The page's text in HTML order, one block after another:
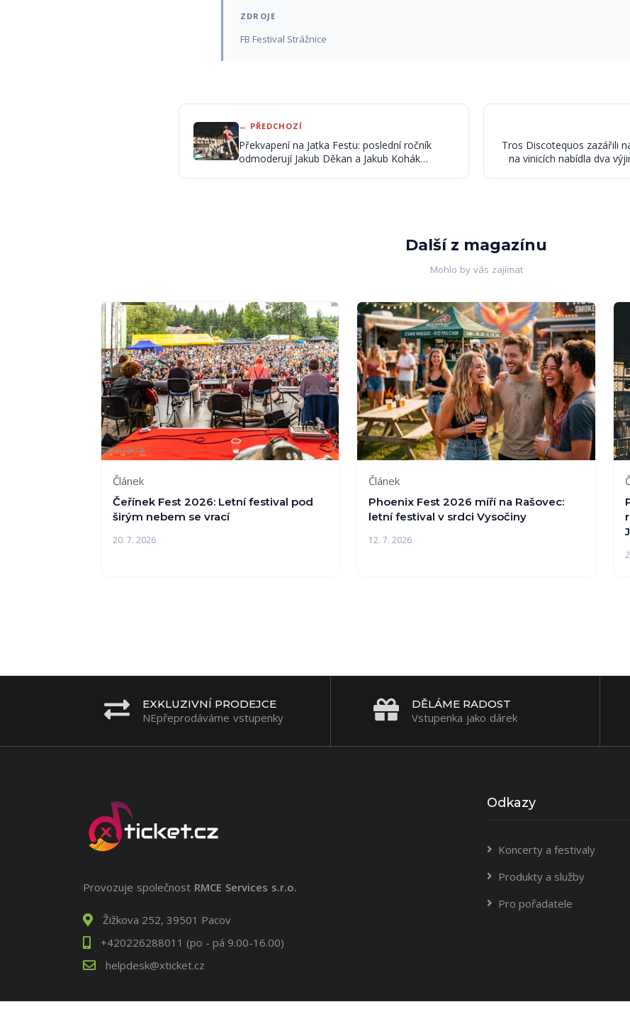
ZDROJE
FB Festival Strážnice
← PŘEDCHOZÍ
Překvapení na Jatka Festu: poslední ročník
odmoderují Jakub Děkan a Jakub Kohák
Tros Discotequos zazářili
na vinicích nabídla dva
Další z magazínu
Mohlo by vás zajímat
Článek
Čeřínek Fest 2026: Letní festival pod
širým nebem se vrací
20. 7. 2026
Článek
Phoenix Fest 2026 míří na Rašovec:
letní festival v srdci Vysočiny
12. 7. 2026
EXKLUZIVNÍ PRODEJCE
NEpřeprodáváme vstupenky
DĚLÁME RADOST
Vstupenka jako dárek
Provozuje společnost RMCE Services s.r.o.
Žižkova 252, 39501 Pacov
+420226288011 (po - pá 9.00-16.00)
helpdesk@xticket.cz
Odkazy
Koncerty a festivaly
Produkty a služby
Pro pořadatele